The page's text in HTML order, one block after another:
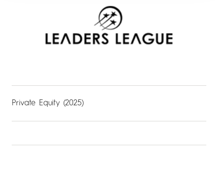
Private Equity (2025)